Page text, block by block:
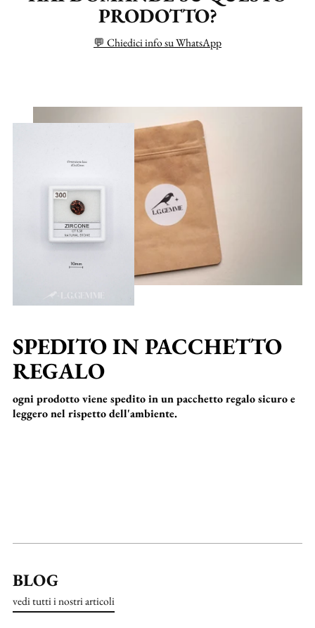
PRODOTTO?
💬 Chiedici info su WhatsApp
SPEDITO IN PACCHETTO
REGALO
ogni prodotto viene spedito in un pacchetto regalo sicuro e
leggero nel rispetto dell'ambiente.
BLOG
vedi tutti i nostri articoli